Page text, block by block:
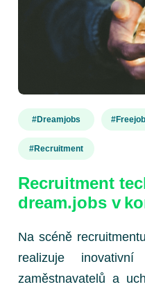
#dreamjobs
#recruitment
Recruitment
dream.jobs v
Na scéně
realizuje
zaměstnavatelů a